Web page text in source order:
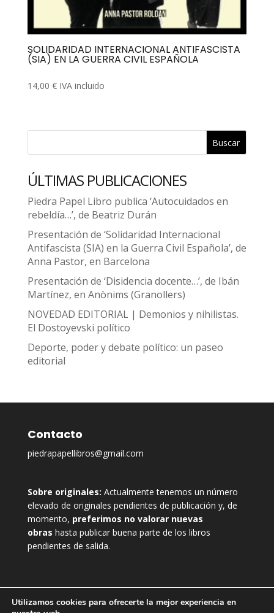
SOLIDARIDAD INTERNACIONAL ANTIFASCISTA
(SIA) EN LA GUERRA CIVIL ESPAÑOLA
14,00 € IVA incluido
Buscar
ÚLTIMAS PUBLICACIONES
Piedra Papel Libro publica ‘Autocuidados en
rebeldía…’, de Beatriz Durán
Presentación de ‘Solidaridad Internacional
Antifascista (SIA) en la Guerra Civil Española’, de
Anna Pastor, en Barcelona
Presentación de ‘Disidencia docente…’, de Ibán
Martínez, en Anònims (Granollers)
NOVEDAD EDITORIAL | Demonios y nihilistas.
El Dostoyevski político
Deporte, poder y debate político: un paseo
editorial
Contacto
piedrapapellibros@gmail.com
Sobre originales: Actualmente tenemos un número
elevado de originales pendientes de publicación y, de
momento, preferimos no valorar nuevas
obras hasta publicar buena parte de los libros
pendientes de salida.
Utilizamos cookies para ofrecerte la mejor experiencia en